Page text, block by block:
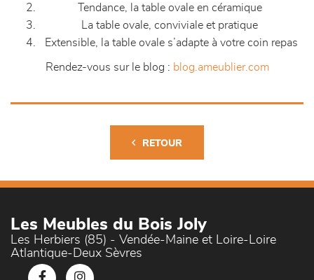
Tendance, la table ovale en céramique
La table ovale, conviviale et pratique
Extensible, la table ovale s’adapte à votre coin repas
Rendez-vous sur le blog : blog.ameublier.com
RETOUR
Les Meubles du Bois Joly
Les Herbiers (85) - Vendée-Maine et Loire-Loire
Atlantique-Deux Sèvres